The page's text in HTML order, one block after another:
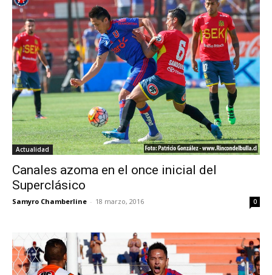
Actualidad
Canales azoma en el once inicial del
Superclásico
Samyro Chamberline - 18 marzo, 2016 0